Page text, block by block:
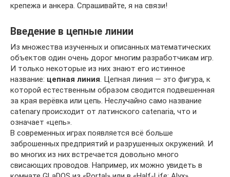
крепежа и анкера. Спрашивайте, я на связи!
Введение в цепные линии
Из множества изученных и описанных математических
объектов один очень дорог многим разработчикам игр.
И только некоторые из них знают его истинное
название: цепная линия . Цепная линия — это фигура, к
которой естественным образом сводится подвешенная
за края верёвка или цепь. Неслучайно само название
catenary происходит от латинского catenaria, что и
означает «цепь».
В современных играх появляется всё больше
заброшенных предприятий и разрушенных окружений. И
во многих из них встречается довольно много
свисающих проводов. Например, их можно увидеть в